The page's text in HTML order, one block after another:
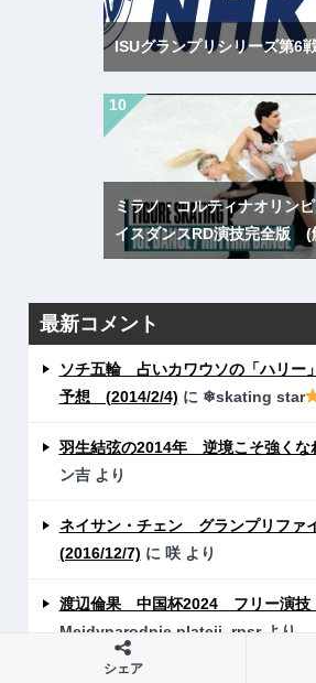
ISUグランプリシリーズ第
ミラノ・コルティナオリン
イスダンスRD演技完全版 (
最新コメント
ソチ五輪 占いカワウソの「ハリー
予想 (2014/2/4) に ❄skating star
羽生結弦の2014年 逆境こそ強く
ン吉より
ネイサン・チェン グランプリフ
(2016/12/7) に 咲より
渡辺倫果 中国杯2024 フリー演
Mejdynarodnie plateji_rpsrより
シェア